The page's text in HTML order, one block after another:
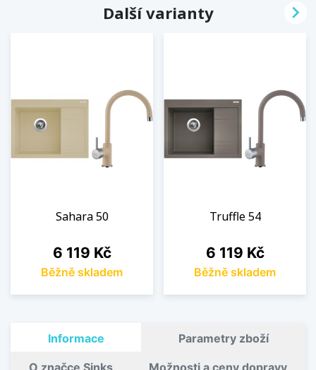
Další varianty
Sahara 50
Cena
6 119 Kč
Běžně skladem
Truffle 54
Cena
6 119 Kč
Běžně skladem

Informace Parametry zboží
O značce Sinks Možnosti a ceny dopravy